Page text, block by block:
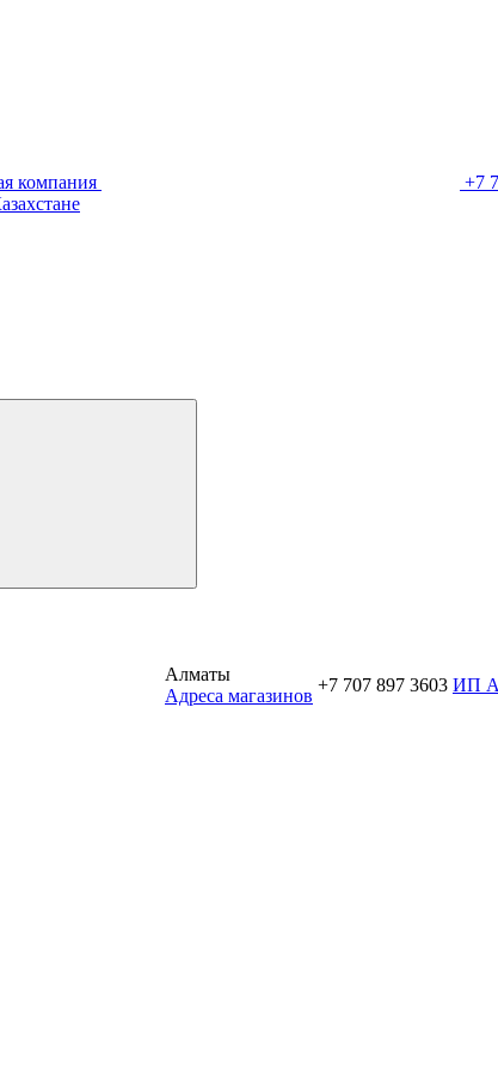
компания
+7
Алматы
Aдреса магазинов
+7 707 897 3603 ИП